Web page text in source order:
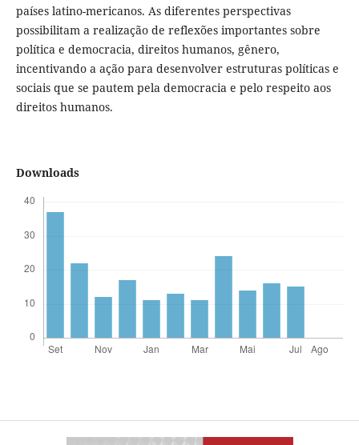
países latino-mericanos. As diferentes perspectivas
possibilitam a realização de reflexões importantes sobre
política e democracia, direitos humanos, gênero,
incentivando a ação para desenvolver estruturas políticas e
sociais que se pautem pela democracia e pelo respeito aos
direitos humanos.
Downloads